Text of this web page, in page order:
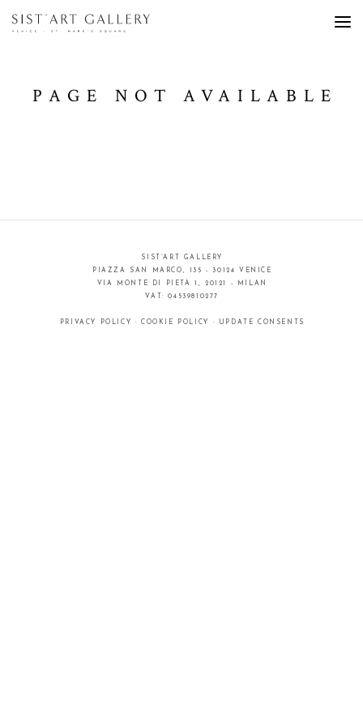
PAGE NOT AVAILABLE
SIST’ART GALLERY
PIAZZA SAN MARCO, 135 - 30124 VENICE
VIA MONTE DI PIETÀ 1, 20121 - MILAN
VAT: 04539810277
PRIVACY POLICY ·COOKIE POLICY · UPDATE CONSENTS